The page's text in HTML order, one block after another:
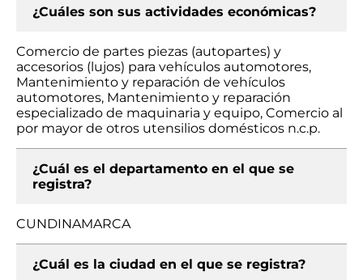
¿Cuáles son sus actividades económicas?
Comercio de partes piezas (autopartes) y
accesorios (lujos) para vehículos automotores,
Mantenimiento y reparación de vehículos
automotores, Mantenimiento y reparación
especializado de maquinaria y equipo, Comercio al
por mayor de otros utensilios domésticos n.c.p.
¿Cuál es el departamento en el que se
registra?
CUNDINAMARCA
¿Cuál es la ciudad en el que se registra?